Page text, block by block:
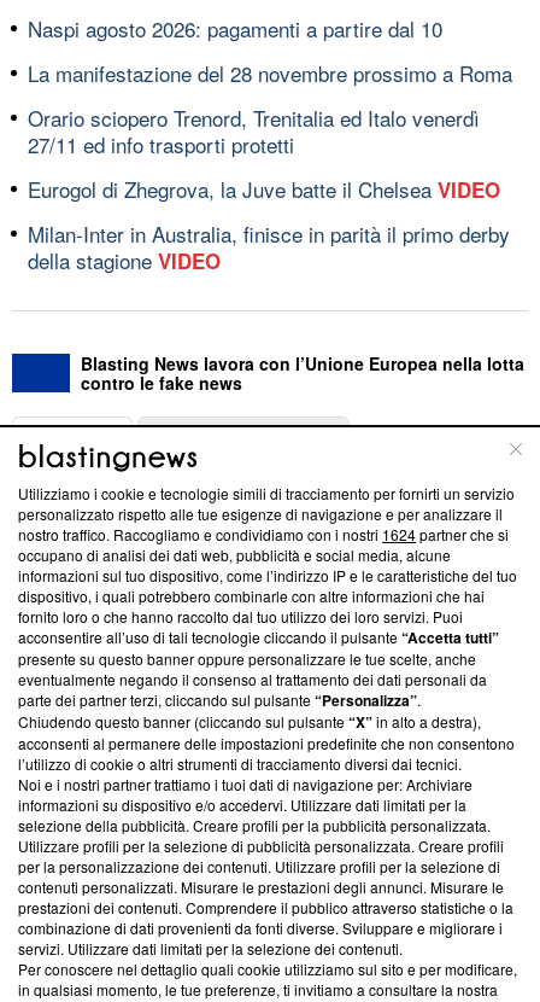
Naspi agosto 2026: pagamenti a partire dal 10
La manifestazione del 28 novembre prossimo a Roma
Orario sciopero Trenord, Trenitalia ed Italo venerdì
27/11 ed info trasporti protetti
Eurogol di Zhegrova, la Juve batte il Chelsea VIDEO
Milan-Inter in Australia, finisce in parità il primo derby
della stagione VIDEO
Blasting News lavora con l’Unione Europea nella lotta
contro le fake news
ABOUT
Questa sezione offre informazioni trasparenti su Blasting
News, sui nostri processi editoriali e su come ci impegniamo a
creare news di qualità. Inoltre, afferma la nostra aderenza a
‘Trust Project - News with Integrity’Blasting News non è
ancora membro del programma, ma ha richiesto di farne
parte; Trust Project non ha ancora effettuato una verifica di
conformità agli standard.
Su di noi
Team editoriale
Corporate
Redazione
Informativa Privacy
Cookie Policy
Blasting SA, IDI CHE-247.845.224, Via Carlo Frasca, 3 - 6900
Lugano (Svizzera) Tel:+39 0690258937
Utilizziamo i cookie e tecnologie simili di tracciamento per fornirti un servizio
personalizzato rispetto alle tue esigenze di navigazione e per analizzare il
nostro traffico. Raccogliamo e condividiamo con i nostri 1624partner che si
occupano di analisi dei dati web, pubblicità e social media, alcune
informazioni sul tuo dispositivo, come l’indirizzo IP e le caratteristiche del tuo
dispositivo, i quali potrebbero combinarle con altre informazioni che hai
fornito loro o che hanno raccolto dal tuo utilizzo dei loro servizi. Puoi
acconsentire all’uso di tali tecnologie cliccando il pulsante“Accetta tutti”
presente su questo banner oppure personalizzare le tue scelte, anche
eventualmente negando il consenso al trattamento dei dati personali da
parte dei partner terzi, cliccando sul pulsante“Personalizza”.
Chiudendo questo banner (cliccando sul pulsante“X”in alto a destra),
acconsenti al permanere delle impostazioni predefinite che non consentono
l’utilizzo di cookie o altri strumenti di tracciamento diversi dai tecnici.
Noi e i nostri partner trattiamo i tuoi dati di navigazione per: Archiviare
informazioni su dispositivo e/o accedervi. Utilizzare dati limitati per la
selezione della pubblicità. Creare profili per la pubblicità personalizzata.
Utilizzare profili per la selezione di pubblicità personalizzata. Creare profili
per la personalizzazione dei contenuti. Utilizzare profili per la selezione di
contenuti personalizzati. Misurare le prestazioni degli annunci. Misurare le
prestazioni dei contenuti. Comprendere il pubblico attraverso statistiche o la
combinazione di dati provenienti da fonti diverse. Sviluppare e migliorare i
servizi. Utilizzare dati limitati per la selezione dei contenuti.
Per conoscere nel dettaglio quali cookie utilizziamo sul sito e per modificare,
in qualsiasi momento, le tue preferenze, ti invitiamo a consultare la nostra